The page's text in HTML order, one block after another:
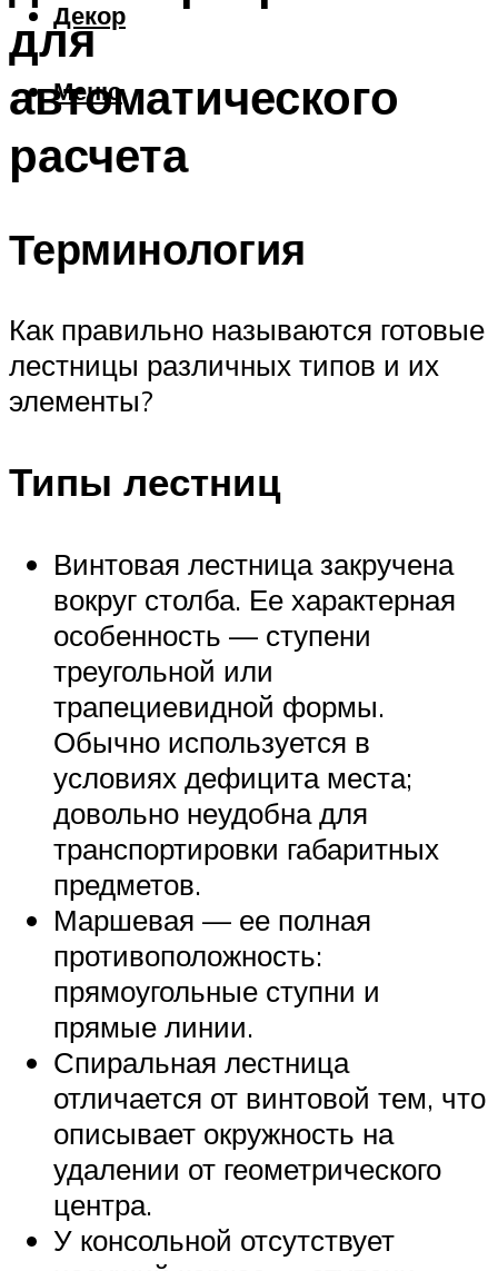
Декор
Меню
для
автоматического
расчета
Терминология
Как правильно называются готовые
лестницы различных типов и их
элементы?
Типы лестниц
Винтовая лестница закручена
вокруг столба. Ее характерная
особенность — ступени
треугольной или
трапециевидной формы.
Обычно используется в
условиях дефицита места;
довольно неудобна для
транспортировки габаритных
предметов.
Маршевая — ее полная
противоположность:
прямоугольные ступни и
прямые линии.
Спиральная лестница
отличается от винтовой тем, что
описывает окружность на
удалении от геометрического
центра.
У консольной отсутствует